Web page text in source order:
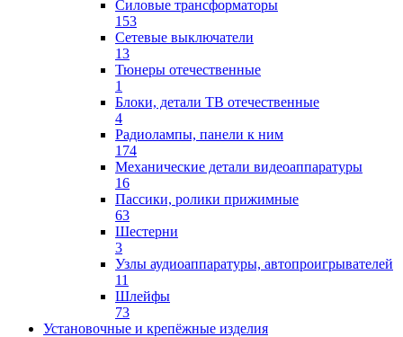
Силовые трансформаторы
153
Сетевые выключатели
13
Тюнеры отечественные
1
Блоки, детали ТВ отечественные
4
Радиолампы, панели к ним
174
Механические детали видеоаппаратуры
16
Пассики, ролики прижимные
63
Шестерни
3
Узлы аудиоаппаратуры, автопроигрывателей
11
Шлейфы
73
Установочные и крепёжные изделия